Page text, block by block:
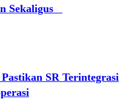
Sekaligus
SR Terintegrasi